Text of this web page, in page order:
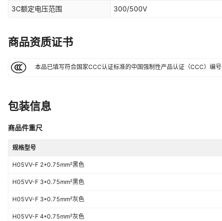
3C额定电压范围 300/500V
商品资质证书
本品已填写符合国家CCC认证标准的中国强制性产品认证（CCC）编号
包装信息
商品件重尺
规格型号
H05VV-F 2*0.75mm²黑色
H05VV-F 3*0.75mm²黑色
H05VV-F 3*0.75mm²灰色
H05VV-F 4*0.75mm²灰色